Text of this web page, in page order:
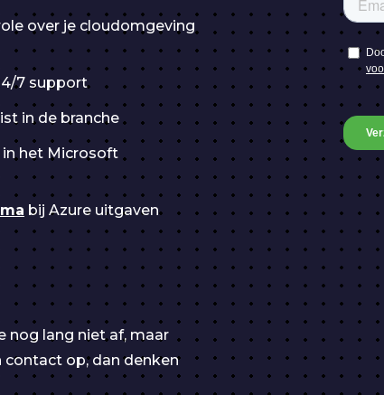
over je cloudomgeving
7 support
in de branche
in het Microsoft
bij Azure uitgaven
nog lang niet af, maar
contact op, dan denken